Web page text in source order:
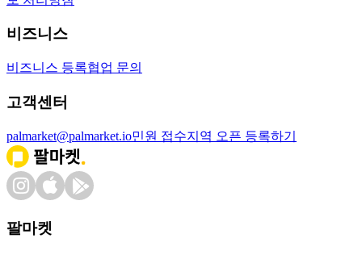
비즈니스
비즈니스 등록협업 문의
고객센터
palmarket@palmarket.io민원 접수지역 오픈 등록하기
팔마켓